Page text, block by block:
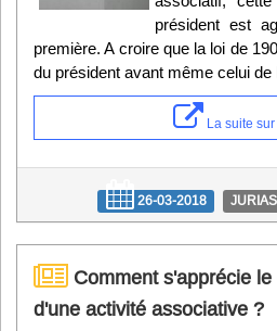
président est
première. A croire que la loi de
du président avant même celui
La suite
26-03-2018
Comment s'apprécie
d'une activité associative ?